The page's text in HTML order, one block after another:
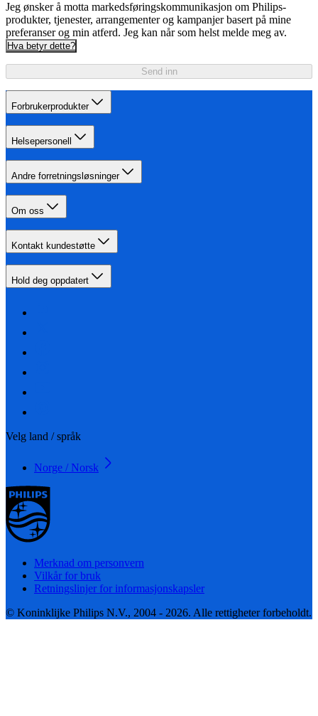
Jeg ønsker å motta markedsføringskommunikasjon om Philips-
produkter, tjenester, arrangementer og kampanjer basert på mine
preferanser og min atferd. Jeg kan når som helst melde meg av.
Hva betyr dette?
Send inn
Forbrukerprodukter
Helsepersonell
Andre forretningsløsninger
Om oss
Kontakt kundestøtte
Hold deg oppdatert
Velg land / språk
Norge / Norsk
Merknad om personvern
Vilkår for bruk
Retningslinjer for informasjonskapsler
© Koninklijke Philips N.V., 2004 - 2026. Alle rettigheter forbeholdt.